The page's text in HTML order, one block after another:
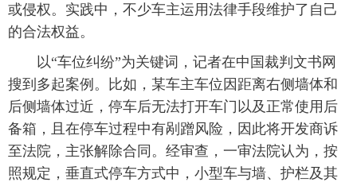
或侵权。实践中，不少车主运用法律手段维护了自己
的合法权益。
以“车位纠纷”为关键词，记者在中国裁判文书网
搜到多起案例。比如，某车主车位因距离右侧墙体和
后侧墙体过近，停车后无法打开车门以及正常使用后
备箱，且在停车过程中有剐蹭风险，因此将开发商诉
至法院，主张解除合同。经审查，一审法院认为，按
照规定，垂直式停车方式中，小型车与墙、护栏及其